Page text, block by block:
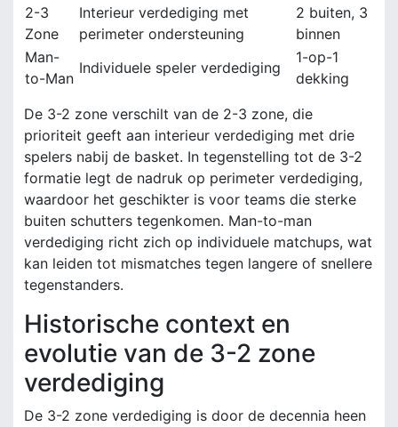
2-3
Zone
Interieur verdediging met
perimeter ondersteuning
2 buiten, 3
binnen
Man-
to-Man
Individuele speler verdediging
1-op-1
dekking
De 3-2 zone verschilt van de 2-3 zone, die
prioriteit geeft aan interieur verdediging met drie
spelers nabij de basket. In tegenstelling tot de 3-2
formatie legt de nadruk op perimeter verdediging,
waardoor het geschikter is voor teams die sterke
buiten schutters tegenkomen. Man-to-man
verdediging richt zich op individuele matchups, wat
kan leiden tot mismatches tegen langere of snellere
tegenstanders.
Historische context en
evolutie van de 3-2 zone
verdediging
De 3-2 zone verdediging is door de decennia heen